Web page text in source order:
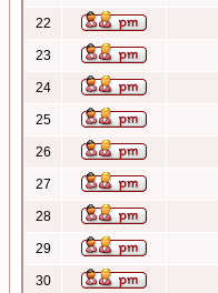
22
23
24
25
26
27
28
29
30